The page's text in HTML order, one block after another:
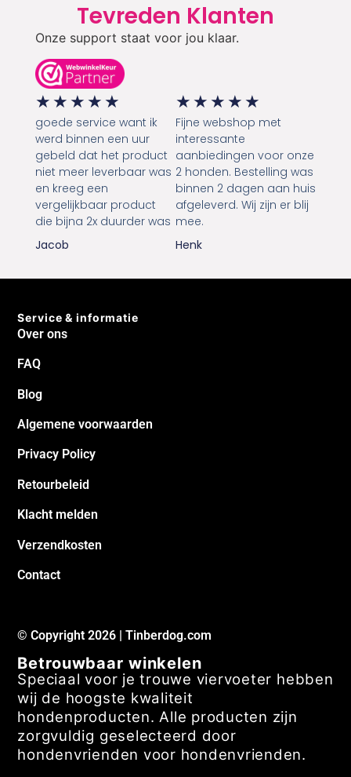
Tevreden Klanten
Onze support staat voor jou klaar.
★ ★ ★ ★ ★
goede service want ik
werd binnen een uur
gebeld dat het product
niet meer leverbaar was
en kreeg een
vergelijkbaar product
die bijna 2x duurder was
Jacob
★ ★ ★ ★ ★
Fijne webshop met
interessante
aanbiedingen voor onze
2 honden. Bestelling was
binnen 2 dagen aan huis
afgeleverd. Wij zijn er blij
mee.
Henk
Service & informatie
Over ons
FAQ
Blog
Algemene voorwaarden
Privacy Policy
Retourbeleid
Klacht melden
Verzendkosten
Contact
© Copyright 2026 | Tinberdog.com
Betrouwbaar winkelen
Speciaal voor je trouwe viervoeter hebben
wij de hoogste kwaliteit
hondenproducten. Alle producten zijn
zorgvuldig geselecteerd door
hondenvrienden voor hondenvrienden.